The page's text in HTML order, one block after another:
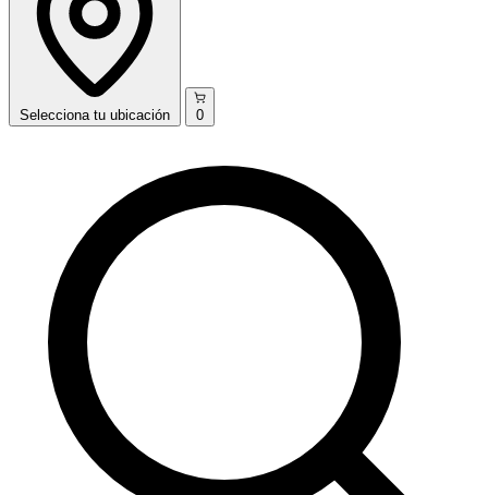
Selecciona tu ubicación 0